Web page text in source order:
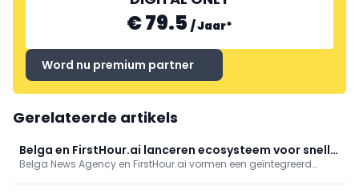
€ 79.5 /Jaar*
Word nu premium partner
Gerelateerde artikels
Belga en FirstHour.ai lanceren ecosysteem voor snelle
crisisaanpak
Belga News Agency en FirstHour.ai vormen een geïntegreerd